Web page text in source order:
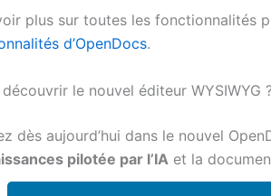
plus sur toutes les fonctionnalités
d’OpenDocs.
le nouvel éditeur WYSIWYG
dès aujourd’hui dans le nouvel
pilotée par l’IA et la